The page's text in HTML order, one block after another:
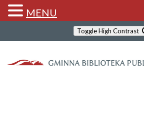
Toggle High Contrast
MENU